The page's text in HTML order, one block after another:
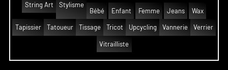
String Art
Stylisme
Bébé
Enfant Femme Jeans Wax
Tapissier Tatoueur Tissage Tricot Upcycling Vannerie Verrier
Vitrailliste